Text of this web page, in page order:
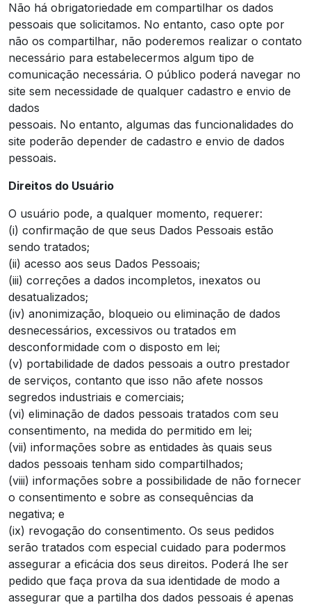
Não há obrigatoriedade em compartilhar os dados
pessoais que solicitamos. No entanto, caso opte por
não os compartilhar, não poderemos realizar o contato
necessário para estabelecermos algum tipo de
comunicação necessária. O público poderá navegar no
site sem necessidade de qualquer cadastro e envio de
dados
pessoais. No entanto, algumas das funcionalidades do
site poderão depender de cadastro e envio de dados
pessoais.
Direitos do Usuário
O usuário pode, a qualquer momento, requerer:
(i) confirmação de que seus Dados Pessoais estão
sendo tratados;
(ii) acesso aos seus Dados Pessoais;
(iii) correções a dados incompletos, inexatos ou
desatualizados;
(iv) anonimização, bloqueio ou eliminação de dados
desnecessários, excessivos ou tratados em
desconformidade com o disposto em lei;
(v) portabilidade de dados pessoais a outro prestador
de serviços, contanto que isso não afete nossos
segredos industriais e comerciais;
(vi) eliminação de dados pessoais tratados com seu
consentimento, na medida do permitido em lei;
(vii) informações sobre as entidades às quais seus
dados pessoais tenham sido compartilhados;
(viii) informações sobre a possibilidade de não fornecer
o consentimento e sobre as consequências da
negativa; e
(ix) revogação do consentimento. Os seus pedidos
serão tratados com especial cuidado para podermos
assegurar a eficácia dos seus direitos. Poderá lhe ser
pedido que faça prova da sua identidade de modo a
assegurar que a partilha dos dados pessoais é apenas